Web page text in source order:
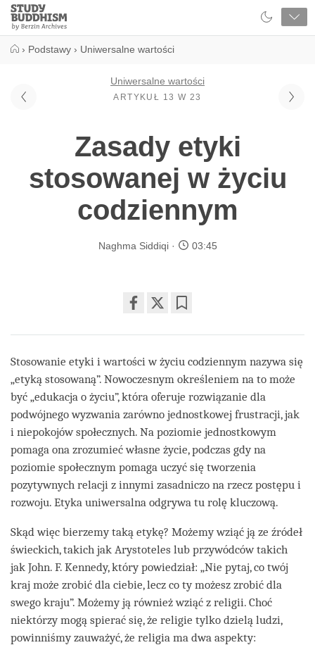
Close
Study
Buddhism
› Podstawy › Uniwersalne wartości
Uniwersalne wartości
ARTYKUŁ 13 W 23
Zasady etyki
stosowanej w życiu
codziennym
Naghma Siddiqi 03:45
on
facebook
Stosowanie etyki i wartości w życiu codziennym nazywa się
„etyką stosowaną”. Nowoczesnym określeniem na to może
być „edukacja o życiu”, która oferuje rozwiązanie dla
podwójnego wyzwania zarówno jednostkowej frustracji, jak
i niepokojów społecznych. Na poziomie jednostkowym
pomaga ona zrozumieć własne życie, podczas gdy na
poziomie społecznym pomaga uczyć się tworzenia
pozytywnych relacji z innymi zasadniczo na rzecz postępu i
rozwoju. Etyka uniwersalna odgrywa tu rolę kluczową.
Skąd więc bierzemy taką etykę? Możemy wziąć ją ze źródeł
świeckich, takich jak Arystoteles lub przywódców takich
jak John. F. Kennedy, który powiedział: „Nie pytaj, co twój
kraj może zrobić dla ciebie, lecz co ty możesz zrobić dla
swego kraju”. Możemy ją również wziąć z religii. Choć
niektórzy mogą spierać się, że religie tylko dzielą ludzi,
powinniśmy zauważyć, że religia ma dwa aspekty: